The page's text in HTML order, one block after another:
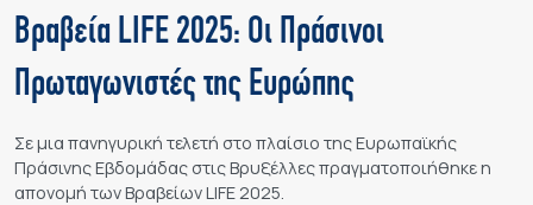
Βραβεία LIFE 2025: Οι Πράσινοι
Πρωταγωνιστές της Ευρώπης
Σε μια πανηγυρική τελετή στο πλαίσιο της Ευρωπαϊκής
Πράσινης Εβδομάδας στις Βρυξέλλες πραγματοποιήθηκε η
απονομή των Βραβείων LIFE 2025.